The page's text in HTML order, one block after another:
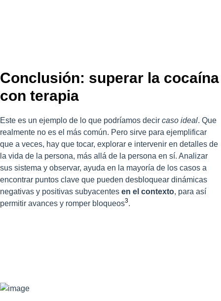
Conclusión: superar la cocaína
con terapia
Este es un ejemplo de lo que podríamos decir caso ideal. Que
realmente no es el más común. Pero sirve para ejemplificar
que a veces, hay que tocar, explorar e intervenir en detalles de
la vida de la persona, más allá de la persona en sí. Analizar
sus sistema y observar, ayuda en la mayoría de los casos a
encontrar puntos clave que pueden desbloquear dinámicas
negativas y positivas subyacentes en el contexto, para así
permitir avances y romper bloqueos3.